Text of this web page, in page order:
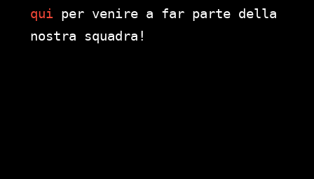
qui per venire a far parte della
nostra squadra!